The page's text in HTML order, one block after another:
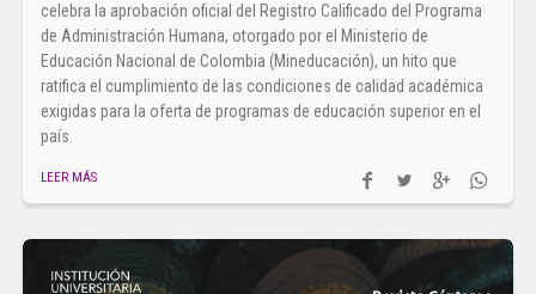
celebra la aprobación oficial del Registro Calificado del Programa
de Administración Humana, otorgado por el Ministerio de
Educación Nacional de Colombia (Mineducación), un hito que
ratifica el cumplimiento de las condiciones de calidad académica
exigidas para la oferta de programas de educación superior en el
país.
LEER MÁS